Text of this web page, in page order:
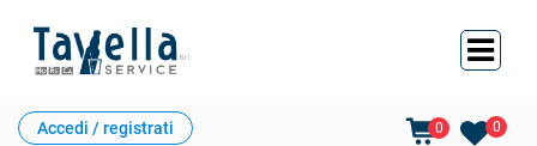
Accedi / registrati 0 0